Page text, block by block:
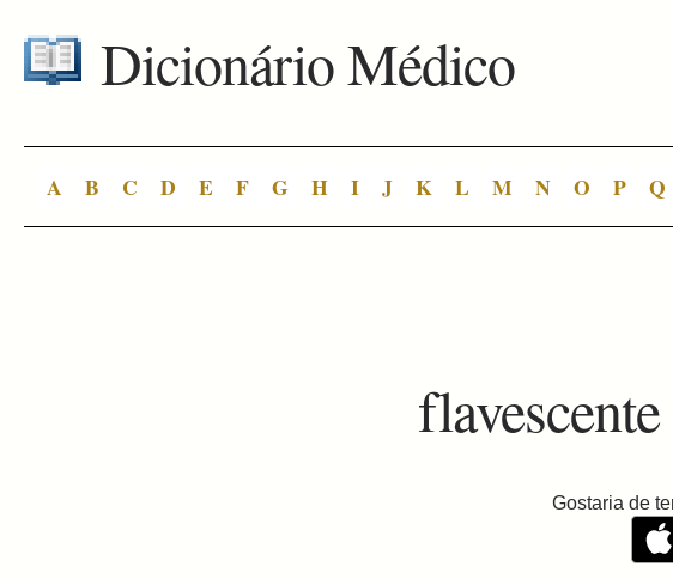
Dicionário Médico
A B C D E F G H I J K L M N O P Q
flavescente
Gostaria de